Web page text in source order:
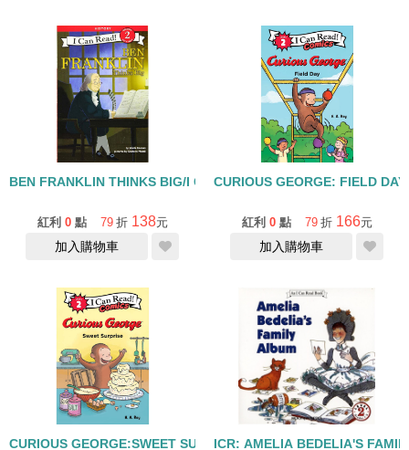
BEN FRANKLIN THINKS BIG/I CAN READ/L2
紅利 0 點 79 折 138元
加入購物車
CURIOUS GEORGE: FIELD
紅利 0 點 79 折 166元
加入購物車
CURIOUS GEORGE:SWEET SURPRISE/I CAN READ COMICS/L2
ICR: AMELIA BEDELIA'S